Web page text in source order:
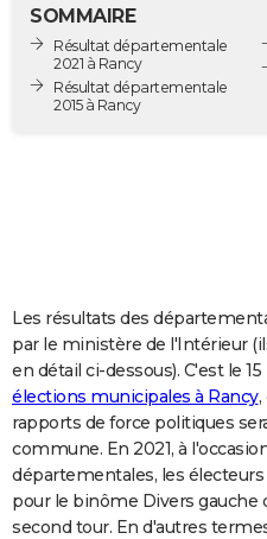
Destinations
City break
Voyage nature
Voyage de noces
Forum
Climat
GUIDES D'ACHAT
COPAINS D'AVANT
S'inscrire
Se connecter
Lycées
Collèges
Primaires
Universités
Entreprises
Service militaire
Avis de recherche
AVIS DE DÉCÈS
FORUM
Bricolage
Lifestyle
Culture
Sport
Auto
Television
Voyage
Cinema
SOMMAIRE
Résultat départementale
2021 à Rancy
Résultat départementale
2015 à Rancy
Les résultats des
par le ministère de l'Intérieur
en détail ci-dessous). C'est le
élections municipales à Rancy,
rapports de force politiques
commune. En 2021, à
départementales, les
pour le binôme Divers gauche
second tour. En d'autres